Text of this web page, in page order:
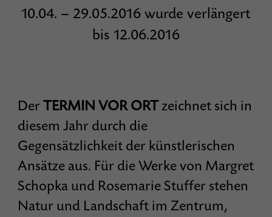
10.04. – 29.05.2016 wurde verlängert
bis 12.06.2016
DerTERMIN VOR ORTzeichnet sich in
diesem Jahr durch die
Gegensätzlichkeit der künstlerischen
Ansätze aus. Für die Werke von Margret
Schopka und Rosemarie Stuffer stehen
Natur und Landschaft im Zentrum,